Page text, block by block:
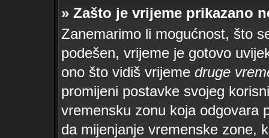
» Zašto je vrijeme prikazano
Zanemarimo li mogućnost, što
podešen, vrijeme je gotovo
ono što vidiš vrijeme druge
promijeni postavke svojeg
vremensku zonu koja odgovara
da mijenjanje vremenske zone,